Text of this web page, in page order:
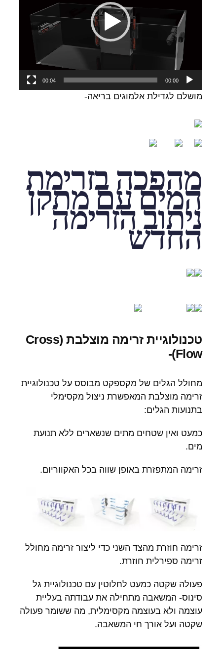
00:00
00:04
מושלם לגדילת אלמוגים בריאה-
מהפכה בזרימת
המים עם מתקן
ניתוב הזרימה
החדש
טכנולוגיית זרימה מוצלבת (Cross
Flow)-
מחולל הגלים של מקספקט מבוסס על טכנולוגיית
זרימה מוצלבת המאפשרת ניצול מקסימלי
בתנועות הגלים:
כמעט ואין שטחים מתים שנשארים ללא תנועת
מים.
זרימה המתפזרת באופן שווה בכל האקווריום.
זרימה חוזרת מהצד השני כדי ליצור זרימה מחולל
זרימה ספירלית חוזרת.
פעולה שקטה כמעט לחלוטין עם טכנולוגיית גל
סינוס- המשאבה מתחילה את עבודתה בעליית
עוצמה ולא בעוצמה מקסימלית, מה ששומר פעולה
שקטה ועל אורך חי המשאבה.